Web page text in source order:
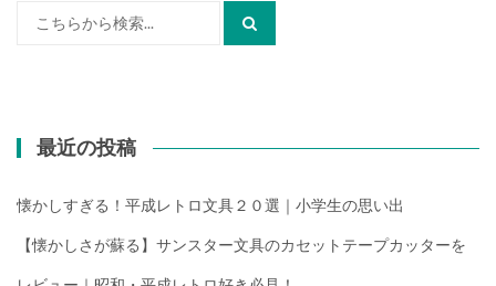
最近の投稿
懐かしすぎる！平成レトロ文具２０選｜小学生の思い出
【懐かしさが蘇る】サンスター文具のカセットテープカッターを